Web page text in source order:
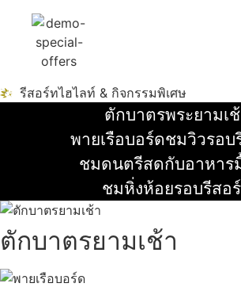
รีสอร์ทไฮไลท์ & กิจกรรมพิเศษ
ตักบาตรพระยามเ
อ่านเพิ่ม
พายเรือบอร์ดชมวิวรอบ
อ่านเพิ่ม
ชมดนตรีสดกับอาหาร
อ่านเพิ่ม
ชมหิ่งห้อยรอบรีสอ
ตักบาตรยามเช้า